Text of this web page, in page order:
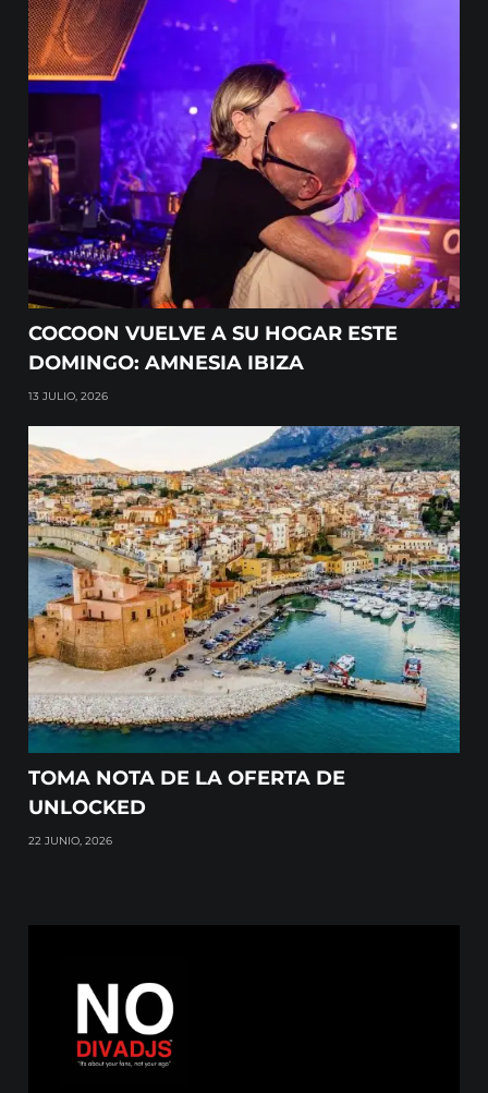
COCOON VUELVE A SU HOGAR ESTE
DOMINGO: AMNESIA IBIZA
13 JULIO, 2026
TOMA NOTA DE LA OFERTA DE
UNLOCKED
22 JUNIO, 2026